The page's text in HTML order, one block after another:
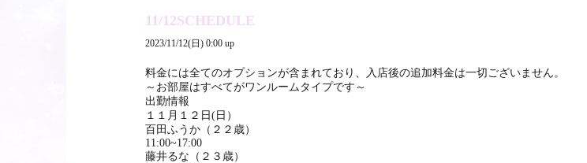
11/12SCHEDULE
2023/11/12(日) 0:00 up
料金には全てのオプションが含まれており、入店後の追加料金は一切ございません。
～お部屋はすべてがワンルームタイプです～
出勤情報
１１月１２日(日）
百田ふうか（２２歳）
11:00~17:00
藤井るな（２３歳）